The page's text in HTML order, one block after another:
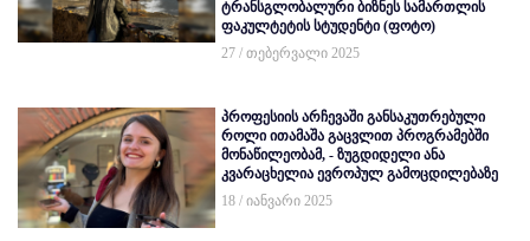
ტრანსგლობალური ბიზნეს სამართლის
ფაკულტეტის სტუდენტი (ფოტო)
27 / თებერვალი 2025
პროფესიის არჩევაში განსაკუთრებული
როლი ითამაშა გაცვლით პროგრამებში
მონაწილეობამ, - ზუგდიდელი ანა
კვარაცხელია ევროპულ გამოცდილებაზე
18 / იანვარი 2025